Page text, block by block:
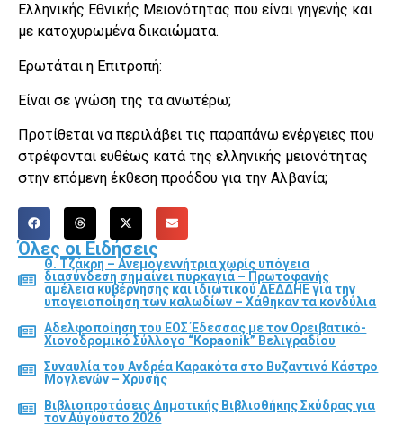
Ελληνικής Εθνικής Μειονότητας που είναι γηγενής και
με κατοχυρωμένα δικαιώματα.
Ερωτάται η Επιτροπή:
Είναι σε γνώση της τα ανωτέρω;
Προτίθεται να περιλάβει τις παραπάνω ενέργειες που
στρέφονται ευθέως κατά της ελληνικής μειονότητας
στην επόμενη έκθεση προόδου για την Αλβανία;
Όλες οι Ειδήσεις
Θ. Τζάκρη – Ανεμογεννήτρια χωρίς υπόγεια
διασύνδεση σημαίνει πυρκαγιά – Πρωτοφανής
αμέλεια κυβέρνησης και ιδιωτικού ΔΕΔΔΗΕ για την
υπογειοποίηση των καλωδίων – Χάθηκαν τα κονδύλια
Αδελφοποίηση του ΕΟΣ Έδεσσας με τον Ορειβατικό-
Χιονοδρομικό Σύλλογο “Kopaonik” Βελιγραδίου
Συναυλία του Ανδρέα Καρακότα στο Βυζαντινό Κάστρο
Μογλενών – Χρυσής
Βιβλιοπροτάσεις Δημοτικής Βιβλιοθήκης Σκύδρας για
τον Αύγούστο 2026